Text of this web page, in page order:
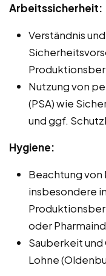
Arbeitssicherheit:
Verständnis
Nutzung von
(PSA) wie
und ggf.
Hygiene:
Beachtung von
insbesondere
oder
Sauberkeit
Lohne